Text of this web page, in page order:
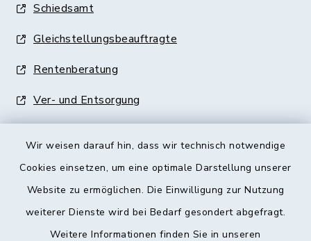
Wir weisen darauf hin, dass wir technisch notwendige
Cookies einsetzen, um eine optimale Darstellung unserer
Website zu ermöglichen. Die Einwilligung zur Nutzung
weiterer Dienste wird bei Bedarf gesondert abgefragt.
Weitere Informationen finden Sie in unseren
Schiedsamt
Gleichstellungsbeauftragte
Rentenberatung
Ver- und Entsorgung